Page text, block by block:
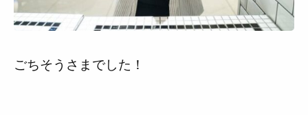
ごちそうさまでした！